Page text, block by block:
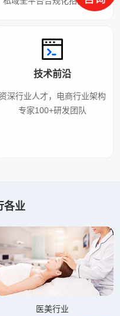
技术前沿
深行业人才，电商行业架构
专家100+研发团队
各业
医美行业